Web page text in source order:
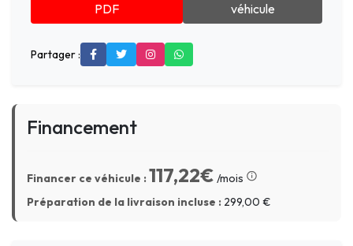
PDF
véhicule
Partager :
Financement
Financer ce véhicule :117,22€ /mois
Préparation de la livraison incluse : 299,00 €